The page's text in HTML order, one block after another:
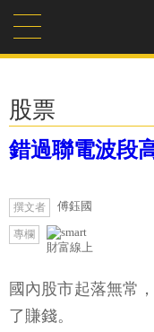
股票
錯過聯電波段
撰文者 傅鈺國
專欄
財富線上
國內股市起落無常
了賺錢。